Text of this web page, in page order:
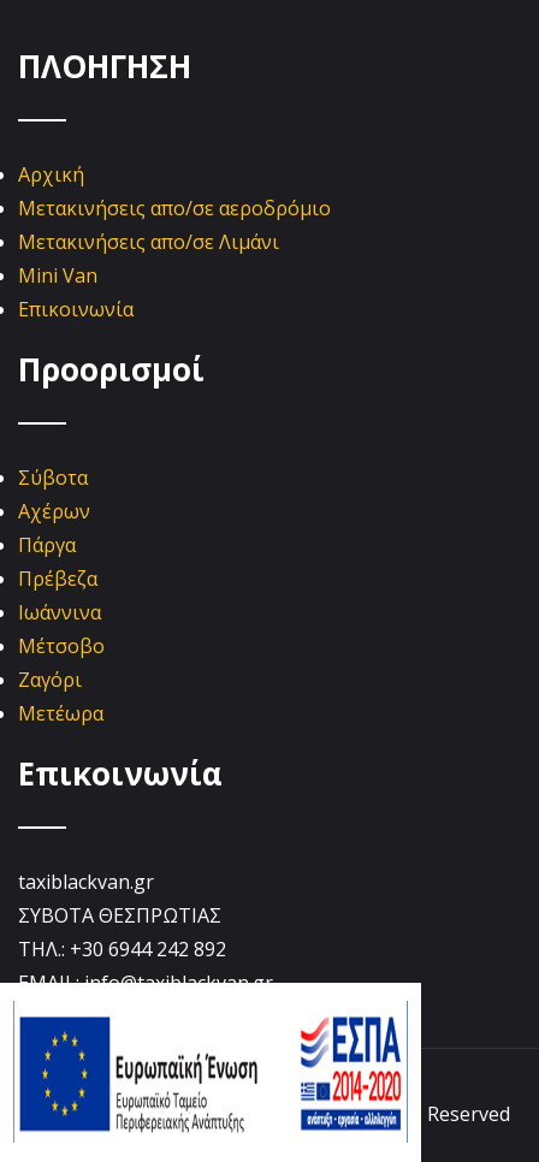
ΠΛΟΗΓΗΣΗ
Αρχική
Μετακινήσεις απο/σε αεροδρόμιο
Μετακινήσεις απο/σε Λιμάνι
Mini Van
Επικοινωνία
Προορισμοί
Σύβοτα
Αχέρων
Πάργα
Πρέβεζα
Ιωάννινα
Μέτσοβο
Ζαγόρι
Μετέωρα
Επικοινωνία
taxiblackvan.gr
ΣΥΒΟΤΑ ΘΕΣΠΡΩΤΙΑΣ
ΤΗΛ.: +30 6944 242 892
EMAIL: info@taxiblackvan.gr
© Copyright 2021 taxiblackvan.gr. All Rights Reserved